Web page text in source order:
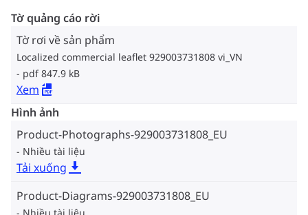
Tờ quảng cáo rời
Tờ rơi về sản phẩm
Localized commercial leaflet 929003731808 vi_VN
pdf 847.9 kB
Xem
Hình ảnh
Product-Photographs-929003731808_EU
Nhiều tài liệu
Tải xuống
Product-Diagrams-929003731808_EU